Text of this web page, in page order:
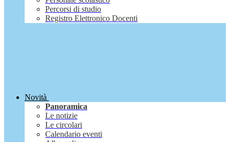
Percorsi di studio
Registro Elettronico Docenti
Novità
Panoramica
Le notizie
Le circolari
Calendario eventi